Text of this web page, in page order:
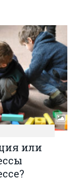
или